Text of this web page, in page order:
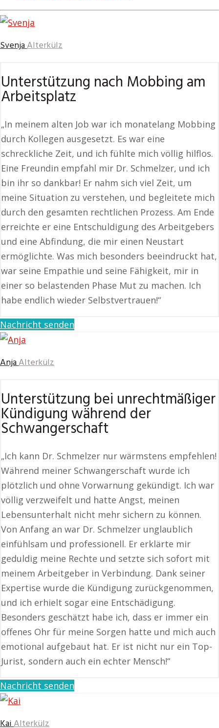
SvenjaAlterkülz
Unterstützung nach Mobbing am
Arbeitsplatz
„In meinem alten Job war ich monatelang Mobbing
durch Kollegen ausgesetzt. Es war eine
schreckliche Zeit, und ich fühlte mich völlig hilflos.
Eine Freundin empfahl mir Dr. Schmelzer, und ich
bin ihr so dankbar! Er nahm sich viel Zeit, um
meine Situation zu verstehen, und begleitete mich
durch den gesamten rechtlichen Prozess. Am Ende
erreichte er eine Entschuldigung des Arbeitgebers
und eine Abfindung, die mir einen Neustart
ermöglichte. Was mich besonders beeindruckt hat,
war seine Empathie und seine Fähigkeit, mir in
einer so belastenden Phase Mut zu machen. Ich
habe endlich wieder Selbstvertrauen!“
Nachricht senden
AnjaAlterkülz
Unterstützung bei unrechtmäßiger
Kündigung während der
Schwangerschaft
„Ich kann Dr. Schmelzer nur wärmstens empfehlen!
Während meiner Schwangerschaft wurde ich
plötzlich und ohne Vorwarnung gekündigt. Ich war
völlig verzweifelt und hatte Angst, meinen
Lebensunterhalt nicht mehr sichern zu können.
Von Anfang an war Dr. Schmelzer unglaublich
einfühlsam und professionell. Er erklärte mir
geduldig meine Rechte und setzte sich sofort mit
meinem Arbeitgeber in Verbindung. Dank seiner
Expertise wurde die Kündigung zurückgenommen,
und ich erhielt sogar eine Entschädigung.
Besonders geschätzt habe ich, dass er immer ein
offenes Ohr für meine Sorgen hatte und mich auch
emotional aufgebaut hat. Er ist nicht nur ein Top-
Jurist, sondern auch ein echter Mensch!“
Nachricht senden
KaiAlterkülz